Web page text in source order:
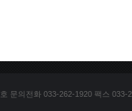
문의전화 033-262-1920 팩스 033-